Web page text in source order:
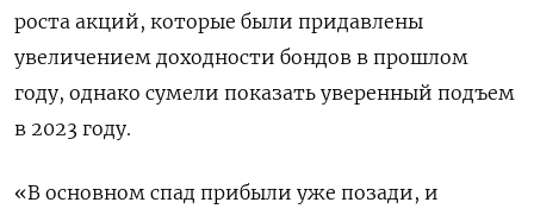
роста акций, которые были придавлены
увеличением доходности бондов в прошлом
году, однако сумели показать уверенный подъем
в 2023 году.
«В основном спад прибыли уже позади, и